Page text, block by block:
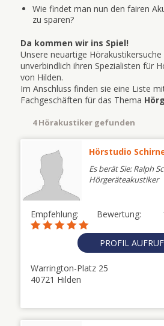
Wie findet man nun den fairen
zu sparen?
Da kommen wir ins Spiel!
Unsere neuartige
unverbindlich ihren Spezialisten für
von Hilden.
Im Anschluss finden sie eine Liste
Fachgeschäften für das Thema
4 Hörakustiker gefunden
Hörstudio
Es berät Sie: Ralph
Hörgeräteakustiker
Empfehlung: Bewertung:
PROFIL
Warrington-Platz 25
40721 Hilden